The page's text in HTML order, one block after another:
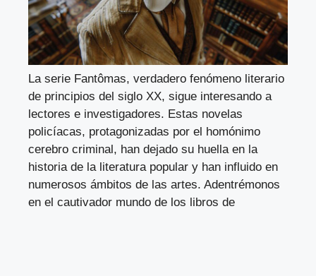
La serie Fantômas, verdadero fenómeno literario
de principios del siglo XX, sigue interesando a
lectores e investigadores. Estas novelas
policíacas, protagonizadas por el homónimo
cerebro criminal, han dejado su huella en la
historia de la literatura popular y han influido en
numerosos ámbitos de las artes. Adentrémonos
en el cautivador mundo de los libros de